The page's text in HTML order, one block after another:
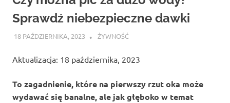
Sprawdź niebezpieczne dawki
18 PAŹDZIERNIKA, 2023 ATROX
ŻYWNOŚĆ
Aktualizacja: 18 października, 2023
To zagadnienie, które na pierwszy rzut oka może
wydawać się banalne, ale jak głęboko w temat